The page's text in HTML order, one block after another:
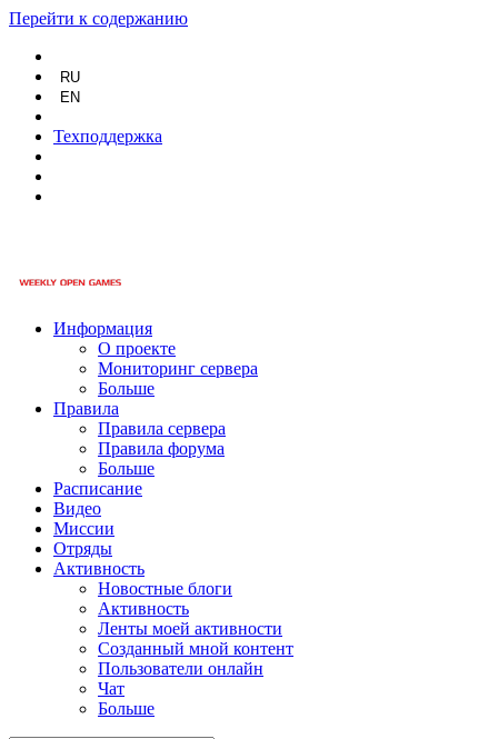
Перейти к содержанию
RU
EN
Техподдержка
Информация
О проекте
Мониторинг сервера
Больше
Правила
Правила сервера
Правила форума
Больше
Расписание
Видео
Миссии
Отряды
Активность
Новостные блоги
Активность
Ленты моей активности
Созданный мной контент
Пользователи онлайн
Чат
Больше